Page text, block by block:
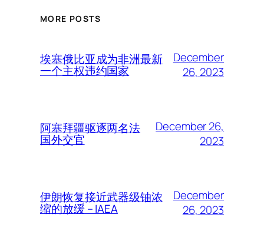
MORE POSTS
埃塞俄比亚成为非洲最新
一个主权违约国家
December
26, 2023
阿塞拜疆驱逐两名法
国外交官
December 26,
2023
伊朗恢复接近武器级铀浓
缩的放缓 – IAEA
December
26, 2023